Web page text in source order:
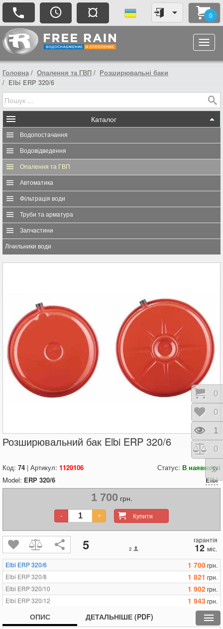
¤ 0
Головна Опалення та ГВП
Розширювальні баки
Elbi ERP 320/6
Каталог
Водопостачання
Водовідведення
Опалення та ГВП
Автоматика
Фільтрація води
Труби та арматура
Запчастини
Лічильники води
Розширювальний бак Elbi ERP 320/6
Код: 74 | Артикул: 1120106 Статус: В наявності
Model: ERP 320/6 Elbi
1 700грн.
Купити
- +
5 2
гарантія
12 міс.
Elbi ERP 320/6
1 700грн.
Elbi ERP 320/8
1 821 грн.
Elbi ERP 320/10
1 902грн.
Elbi ERP 320/12
1 943грн.
2 402грн.
ОПИС ДЕТАЛЬНІШЕ (PDF)
0
0
1
0